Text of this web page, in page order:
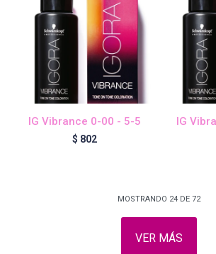
IG Vibrance 0-00 - 5-5
$ 802
IG
MOSTRANDO 24DE 72
VER MÁS